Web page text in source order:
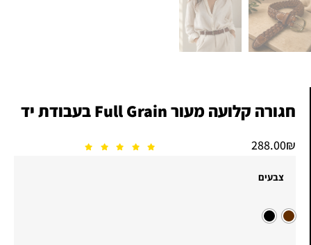
חגורה קלועה מעור Full Grain בעבודת יד
288.00₪
צבעים